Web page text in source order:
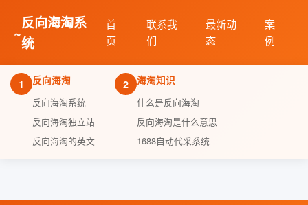
~
反向海淘系
统
首
页
联系我
们
最新动
态
案
例
1
反向海淘
反向海淘系统
反向海淘独立站
反向海淘的英文
2
海淘知识
什么是反向海淘
反向海淘是什么意思
1688自动代采系统